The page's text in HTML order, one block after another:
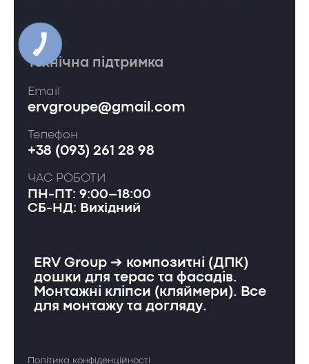
Технічна підтримка
Email
ervgroupe@gmail.com
Телефон
+38 (093) 261 28 98
ЧАС РОБОТИ
ПН-ПТ: 9:00–18:00
СБ-НД: Вихідний
ERV Group ➔ композитні (ДПК)
дошки для терас та фасадів.
Монтажні кліпси (кляймери). Все
для монтажу та догляду.
Політика конфіденційності